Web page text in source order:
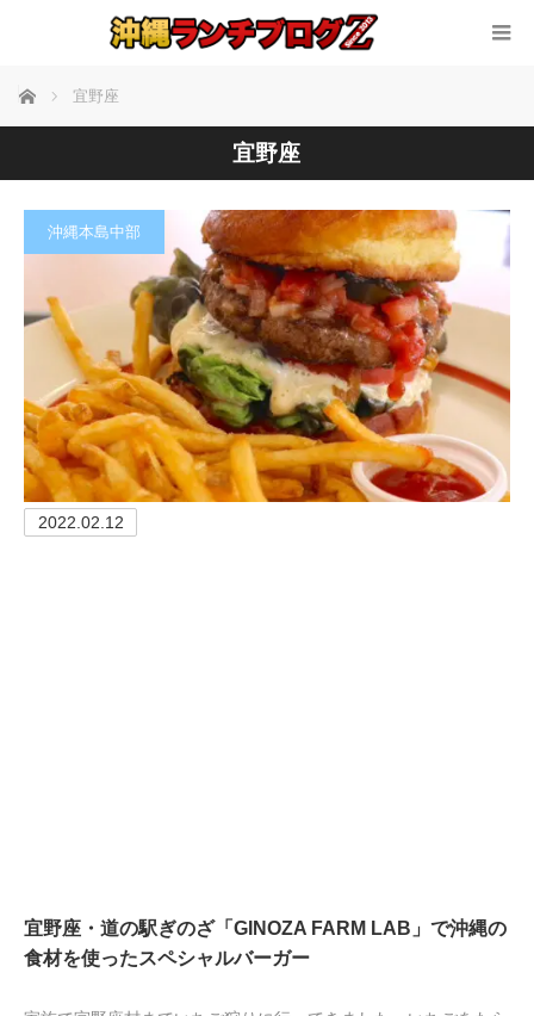
ホーム 宜野座
宜野座
沖縄本島中部
2022.02.12
宜野座・道の駅ぎのざ「GINOZA FARM LAB」で沖縄の
食材を使ったスペシャルバーガー